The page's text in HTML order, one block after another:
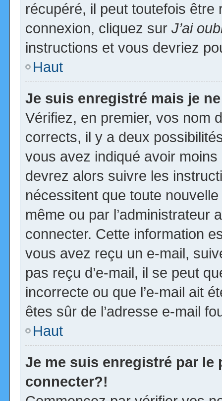
récupéré, il peut toutefois
connexion, cliquez sur J’ai
instructions et vous devriez
Haut
Je suis enregistré mais je
Vérifiez, en premier, vos nom
corrects, il y a deux
vous avez indiqué avoir
devrez alors suivre les
nécessitent que toute
même ou par l’administrateur
connecter. Cette information
vous avez reçu un e-mail,
pas reçu d’e-mail, il se peut
incorrecte ou que l’e-mail ait
êtes sûr de l’adresse e-mail
Haut
Je me suis enregistré par le
connecter?!